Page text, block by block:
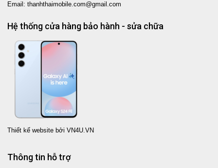
Email: thanhthaimobile.com@gmail.com
Hệ thống cửa hàng bảo hành - sửa chữa
Thiết kế website bởi VN4U.VN
Thông tin hỗ trợ